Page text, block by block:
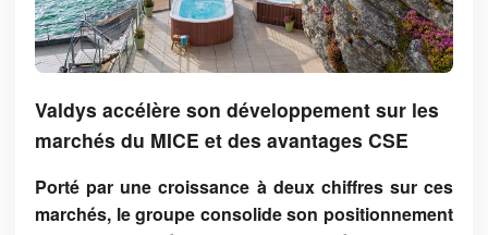
Valdys accélère son développement sur les
marchés du MICE et des avantages CSE
Porté par une croissance à deux chiffres sur ces
marchés, le groupe consolide son positionnement